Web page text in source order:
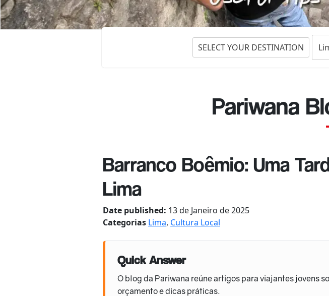
SELECT YOUR DESTINATION
Pariwana
Barranco Boêmio: Uma
Lima
Date published: 13 de Janeiro de 2025
Categorias Lima, Cultura Local
Quick Answer
O blog da Pariwana reúne artigos para viajantes jovens
orçamento e dicas práticas.